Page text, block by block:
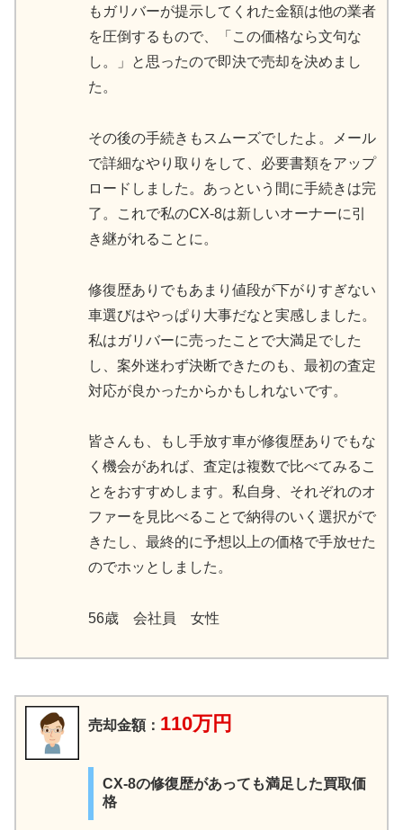
もガリバーが提示してくれた金額は他の業者
を圧倒するもので、「この価格なら文句な
し。」と思ったので即決で売却を決めまし
た。
その後の手続きもスムーズでしたよ。メール
で詳細なやり取りをして、必要書類をアップ
ロードしました。あっという間に手続きは完
了。これで私のCX-8は新しいオーナーに引
き継がれることに。
修復歴ありでもあまり値段が下がりすぎない
車選びはやっぱり大事だなと実感しました。
私はガリバーに売ったことで大満足でした
し、案外迷わず決断できたのも、最初の査定
対応が良かったからかもしれないです。
皆さんも、もし手放す車が修復歴ありでもな
く機会があれば、査定は複数で比べてみるこ
とをおすすめします。私自身、それぞれのオ
ファーを見比べることで納得のいく選択がで
きたし、最終的に予想以上の価格で手放せた
のでホッとしました。
56歳 会社員 女性
売却金額： 110万円
CX-8の修復歴があっても満足した買取価
格